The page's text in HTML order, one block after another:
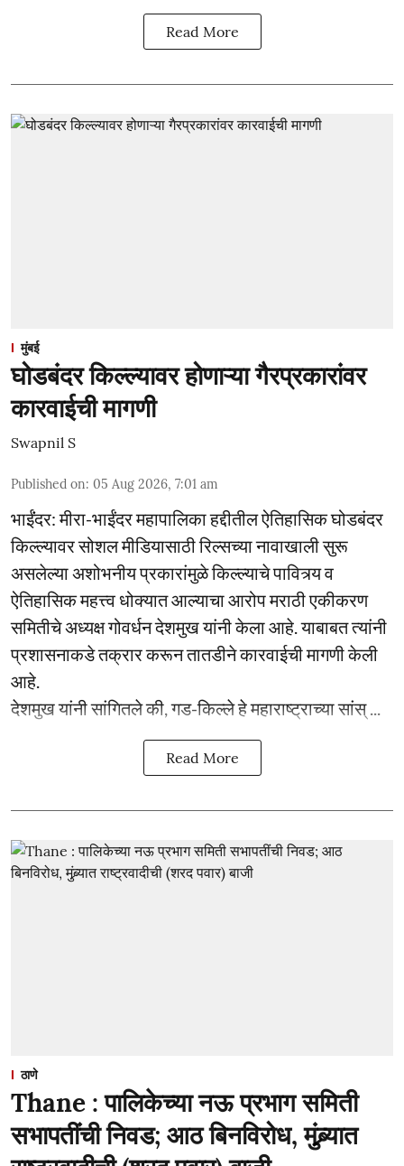
Read More
मुंबई
घोडबंदर किल्ल्यावर होणाऱ्या गैरप्रकारांवर
कारवाईची मागणी
Swapnil S
Published on: 05 Aug 2026, 7:01 am
भाईंंदर: मीरा-भाईंदर महापालिका हद्दीतील ऐतिहासिक घोडबंदर
किल्ल्यावर सोशल मीडियासाठी रिल्सच्या नावाखाली सुरू
असलेल्या अशोभनीय प्रकारांमुळे किल्ल्याचे पावित्र्य व
ऐतिहासिक महत्त्व धोक्यात आल्याचा आरोप मराठी एकीकरण
समितीचे अध्यक्ष गोवर्धन देशमुख यांनी केला आहे. याबाबत त्यांनी
प्रशासनाकडे तक्रार करून तातडीने कारवाईची मागणी केली
आहे.
देशमुख यांनी सांगितले की, गड-किल्ले हे महाराष्ट्राच्या सांस् ...
Read More
ठाणे
Thane : पालिकेच्या नऊ प्रभाग समिती
सभापतींची निवड; आठ बिनविरोध, मुंब्र्यात